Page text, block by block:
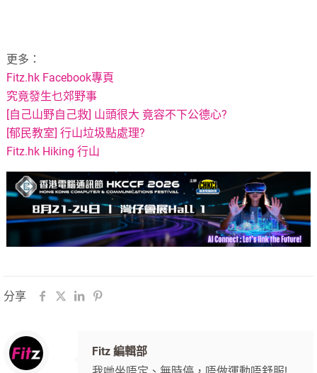
更多：
Fitz.hk Facebook專頁
究竟發生乜郊野事
[自己山野自己救] 山頭很大 竟容不下公德心?
[郁民教室] 行山垃圾點處理?
Fitz.hk Hiking 行山
分享
Fitz 編輯部